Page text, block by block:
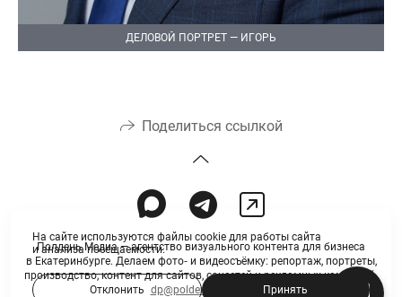
ДЕЛОВОЙ ПОРТРЕТ — ИГОРЬ
Поделиться ссылкой
Полдень Медиа — агентство визуального контента для бизнеса
в Екатеринбурге. Делаем фото‑ и видеосъёмку: репортаж, портреты,
производство, контент для сайтов, соцсетей и рекламных кампаний.
dp@polden-media.ru
На сайте используются файлы cookie для работы сайта
и анализа посещаемости.
Отклонить Принять